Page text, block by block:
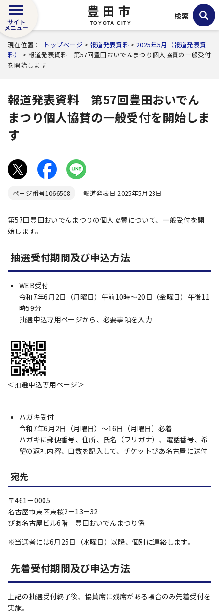
豊田市
TOYOTA CITY
サイト
メニュー
検索
現在位置： トップページ >報道発表資料 >2025年5月（報道発表資
料）
> 報道発表資料 第57回豊田おいでんまつり個人協賛の一般受付
を開始します
報道発表資料 第57回豊田おいでん
まつり個人協賛の一般受付を開始しま
す
ページ番号1066508 報道発表日 2025年5月23日
第57回豊田おいでんまつりの個人協賛について、一般受付を開
始します。
抽選受付期間及び申込方法
WEB受付
令和7年6月2日（月曜日）午前10時～20日（金曜日）午後11
時59分
抽選申込専用ページから、必要事項を入力
＜抽選申込専用ページ＞
ハガキ受付
令和7年6月2日（月曜日）～16日（月曜日）必着
ハガキに郵便番号、住所、氏名（フリガナ）、電話番号、希
望の返礼内容、口数を記入して、チケットぴあ名古屋に送付
宛先
〒461－0005
名古屋市東区東桜2－13－32
ぴあ名古屋ビル6階 豊田おいでんまつり係
※当選者には6月25日（水曜日）以降、個別に連絡します。
先着受付期間及び申込方法
上記の抽選受付終了後、協賛席に残席がある場合のみ先着受付を
実施。